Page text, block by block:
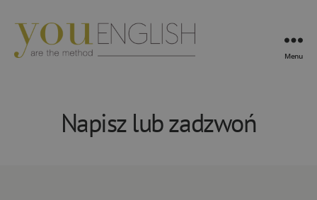
Menu
Napisz lub zadzwoń